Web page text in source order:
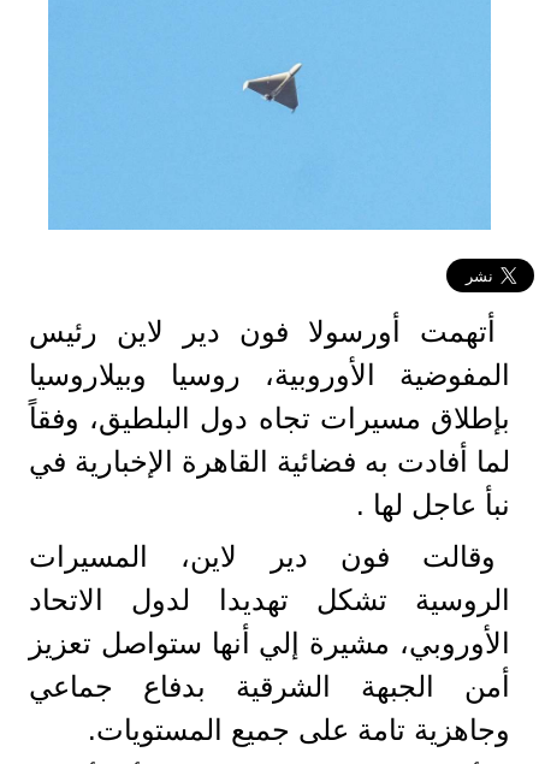
أتهمت أورسولا فون دير لاين رئيس
المفوضية الأوروبية، روسيا وبيلاروسيا
بإطلاق مسيرات تجاه دول البلطيق، وفقاً
لما أفادت به فضائية القاهرة الإخبارية في
نبأ عاجل لها .
وقالت فون دير لاين، المسيرات
الروسية تشكل تهديدا لدول الاتحاد
الأوروبي، مشيرة إلي أنها ستواصل تعزيز
أمن الجبهة الشرقية بدفاع جماعي
وجاهزية تامة على جميع المستويات.